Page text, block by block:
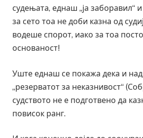
судењата, еднаш „ја заборавил“
за сето тоа не доби казна од
водеше спорот, иако за тоа
основаност!
Уште еднаш се покажа дека и
„резерватот за неказнивост“
судството не е подготвено да
повисок ранг.